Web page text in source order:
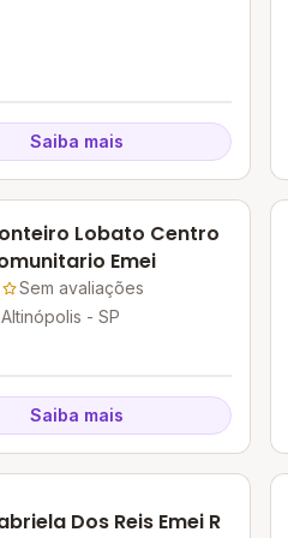
Saiba mais
Lobato Centro
Emei
Sem avaliações
- SP
Saiba mais
Dos Reis Emei R